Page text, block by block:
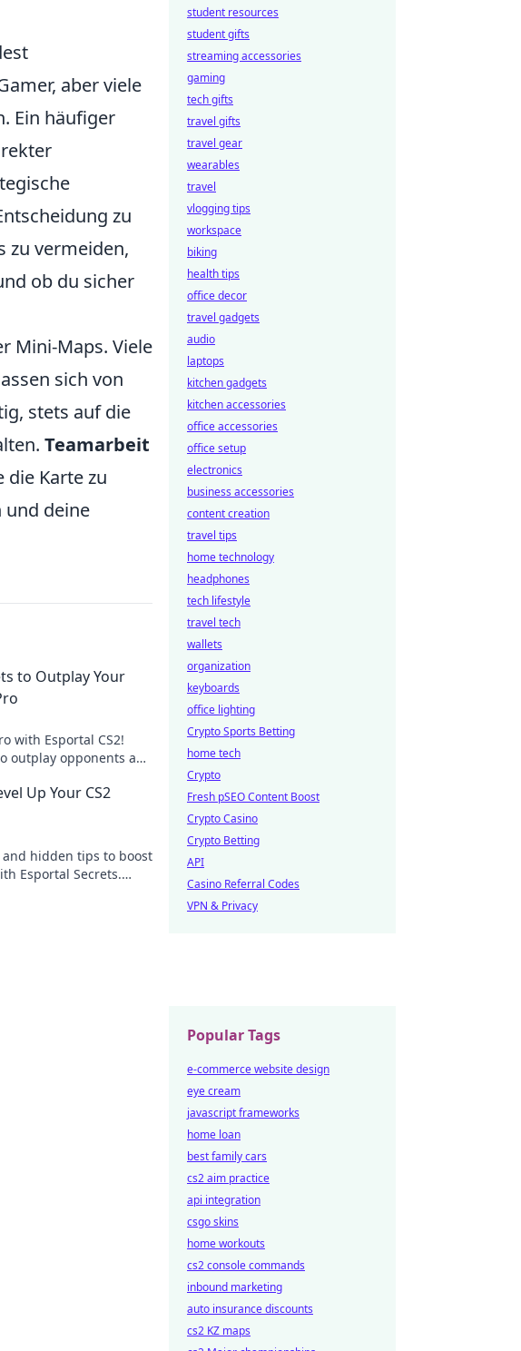
aber viele
Ein häufiger
zu
zu vermeiden,
ob du sicher
Mini-Maps. Viele
sich von
stets auf die
Teamarbeit
Karte zu
und deine
to Outplay Your
with Esportal CS2!
outplay opponents and
Up Your CS2
hidden tips to boost
Esportal Secrets.
student resources
student gifts
streaming accessories
gaming
tech gifts
travel gifts
travel gear
wearables
travel
vlogging tips
workspace
biking
health tips
office decor
travel gadgets
audio
laptops
kitchen gadgets
kitchen accessories
office accessories
office setup
electronics
business accessories
content creation
travel tips
home technology
headphones
tech lifestyle
travel tech
wallets
organization
keyboards
office lighting
Crypto Sports Betting
home tech
Crypto
Fresh pSEO Content Boost
Crypto Casino
Crypto Betting
API
Casino Referral Codes
VPN & Privacy
Popular Tags
e-commerce website design
eye cream
javascript frameworks
home loan
best family cars
cs2 aim practice
api integration
csgo skins
home workouts
cs2 console commands
inbound marketing
auto insurance discounts
cs2 KZ maps